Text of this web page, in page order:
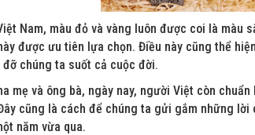
Nam, màu đỏ và vàng luôn được coi là màu
được ưu tiên lựa chọn. Điều này cũng thể
chúng ta suốt cả cuộc đời.
mẹ và ông bà, ngày nay, người Việt còn
cũng là cách để chúng ta gửi gắm những
năm vừa qua.